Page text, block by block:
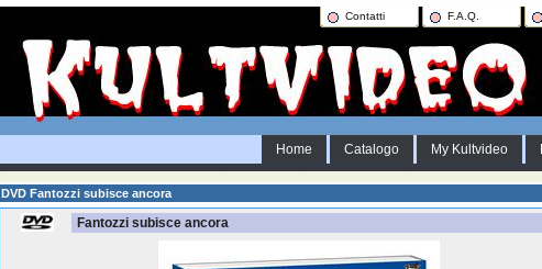
Contatti F.A.Q.
Home Catalogo My Kultvideo
DVD Fantozzi subisce ancora
Fantozzi subisce ancora